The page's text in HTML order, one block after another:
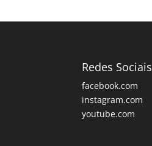
Redes Sociais
facebook.com
instagram.com
youtube.com